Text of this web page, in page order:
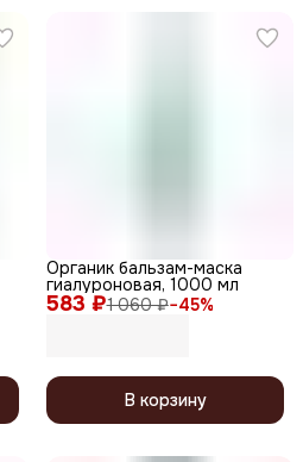
583 ₽1 060 ₽−45%
Органик бальзам-маска
гиалуроновая, 1000 мл
В корзину